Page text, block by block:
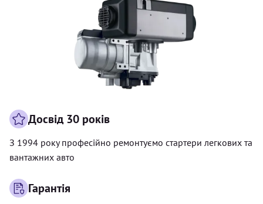
Досвід 30 років
З 1994 року професійно ремонтуємо стартери легкових та
вантажних авто
Гарантія